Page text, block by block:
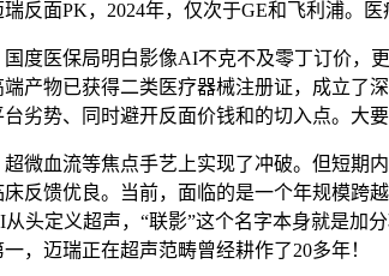
反面PK，2024年，仅次于GE和飞利浦。
医保局明白影像AI不克不及零丁订价，更
产物已获得二类医疗器械注册证，成立了
劣势、同时避开反面价钱和的切入点。大
血流等焦点手艺上实现了冲破。但短期内
反馈优良。当前，面临的是一个年规模跨
头定义超声，“联影”这个名字本身就是加
，迈瑞正在超声范畴曾经耕作了20多年！